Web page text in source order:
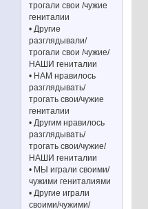
трогали свои /чужие
гениталии
• Другие
разглядывали/
трогали свои /чужие/
НАШИ гениталии
• НАМ нравилось
разглядывать/
трогать свои/чужие
гениталии
• Другим нравилось
разглядывать/
трогать свои/чужие/
НАШИ гениталии
• МЫ играли своими/
чужими гениталиями
• Другие играли
своими/чужими/